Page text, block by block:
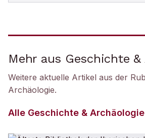
Mehr aus Geschichte &
Weitere aktuelle Artikel aus der
Archäologie.
Alle Geschichte & Archäologie